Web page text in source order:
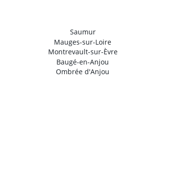
Saumur
Mauges-sur-Loire
Montrevault-sur-Èvre
Baugé-en-Anjou
Ombrée d'Anjou